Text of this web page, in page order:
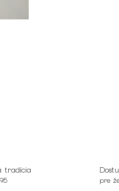
tradícia
pre